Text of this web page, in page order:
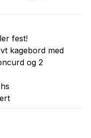
fest!
kagebord med
og 2